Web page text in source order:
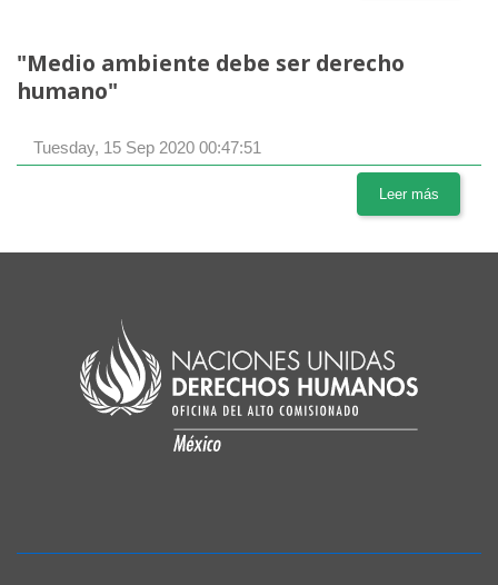
"Medio ambiente debe ser derecho
humano"
Tuesday, 15 Sep 2020 00:47:51
Leer más